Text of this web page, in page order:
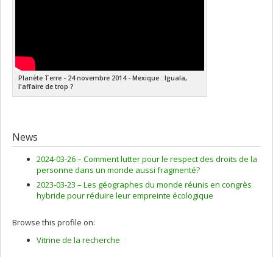
Planète Terre - 24 novembre 2014 - Mexique : Iguala,
l'affaire de trop ?
News
2024-03-26 – Comment lutter pour le respect des droits de la
personne dans un monde aussi fragmenté?
2023-03-23 – Les géographes du monde réunis en congrès
hybride pour réduire leur empreinte écologique
Browse this profile on:
Vitrine de la recherche